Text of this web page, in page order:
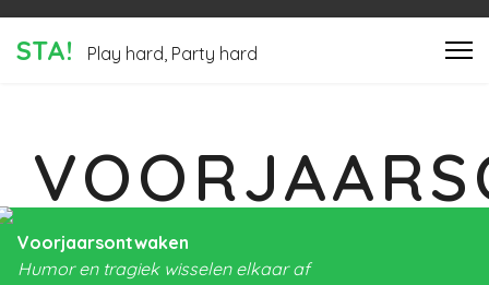
STA! Play hard, Party hard
Voorjaarsontwaken
Humor en tragiek wisselen elkaar af